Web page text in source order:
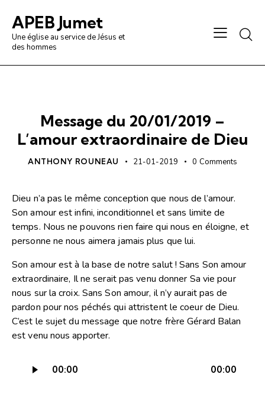
APEB Jumet
Une église au service de Jésus et
des hommes
Message du 20/01/2019 –
L’amour extraordinaire de Dieu
ANTHONY ROUNEAU 21-01-2019 0 Comments
Dieu n’a pas le même conception que nous de l’amour.
Son amour est infini, inconditionnel et sans limite de
temps. Nous ne pouvons rien faire qui nous en éloigne, et
personne ne nous aimera jamais plus que lui.
Son amour est à la base de notre salut ! Sans Son amour
extraordinaire, Il ne serait pas venu donner Sa vie pour
nous sur la croix. Sans Son amour, il n’y aurait pas de
pardon pour nos péchés qui attristent le coeur de Dieu.
C’est le sujet du message que notre frère Gérard Balan
est venu nous apporter.
audio
00:00 00:00